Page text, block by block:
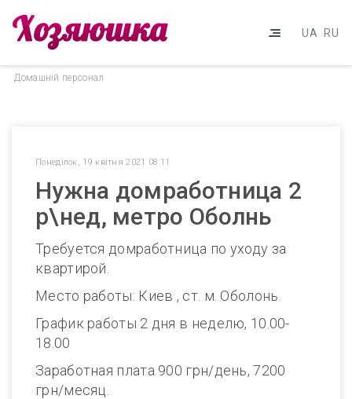
UA RU
Домашнiй персонал
Понеділок, 19 квітня 2021 08:11
Нужна домработница 2
р\нед, метро Оболнь
Требуется домработница по уходу за
квартирой.
Место работы: Киев , ст. м. Оболонь.
График работы 2 дня в неделю, 10.00-
18.00
Заработная плата 900 грн/день, 7200
грн/месяц.